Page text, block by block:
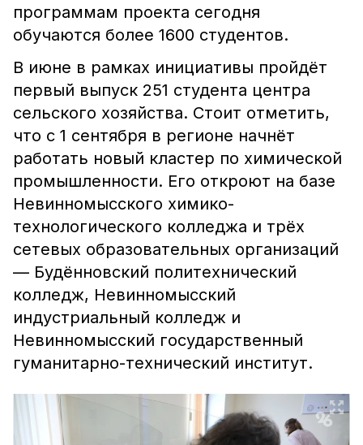
программам проекта сегодня
обучаются более 1600 студентов.
В июне в рамках инициативы пройдёт
первый выпуск 251 студента центра
сельского хозяйства. Стоит отметить,
что с 1 сентября в регионе начнёт
работать новый кластер по химической
промышленности. Его откроют на базе
Невинномысского химико-
технологического колледжа и трёх
сетевых образовательных организаций
— Будённовский политехнический
колледж, Невинномысский
индустриальный колледж и
Невинномысский государственный
гуманитарно-технический институт.